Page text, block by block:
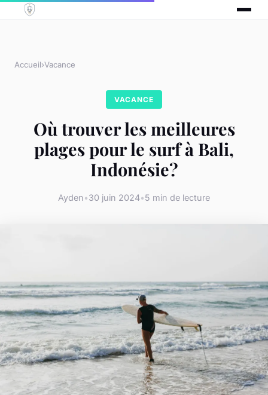
Accueil›Vacance
VACANCE
Où trouver les meilleures
plages pour le surf à Bali,
Indonésie?
Ayden•30 juin 2024•5 min de lecture